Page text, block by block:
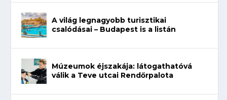
A világ legnagyobb turisztikai
csalódásai – Budapest is a listán
Múzeumok éjszakája: látogathatóvá
válik a Teve utcai Rendőrpalota